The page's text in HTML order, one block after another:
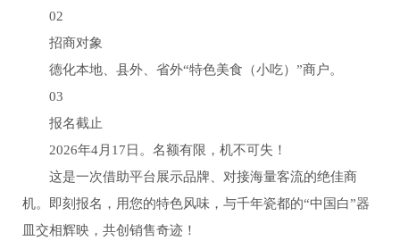
02
招商对象
德化本地、县外、省外“特色美食（小吃）”商户。
03
报名截止
2026年4月17日。名额有限，机不可失！
这是一次借助平台展示品牌、对接海量客流的绝佳商
机。即刻报名，用您的特色风味，与千年瓷都的“中国白”器
皿交相辉映，共创销售奇迹！